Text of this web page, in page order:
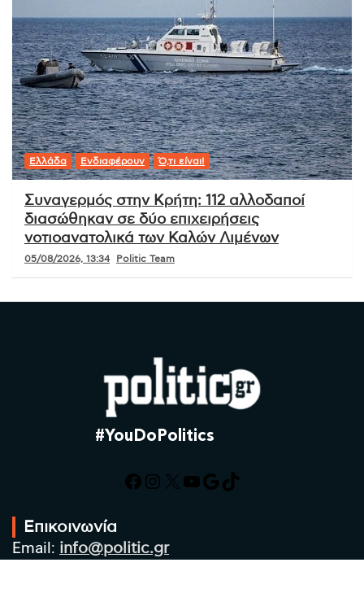
Ελλάδα Ενδιαφέρουν Ό,τι είναι!
Συναγερμός στην Κρήτη: 112 αλλοδαποί
διασώθηκαν σε δύο επιχειρήσεις
νοτιοανατολικά των Καλών Λιμένων
05/08/2026, 13:34 Politic Team
#YouDoPolitics
Facebook
Instagram
X YouTube
Google
TikTok
Επικοινωνία
Email: info@politic.gr